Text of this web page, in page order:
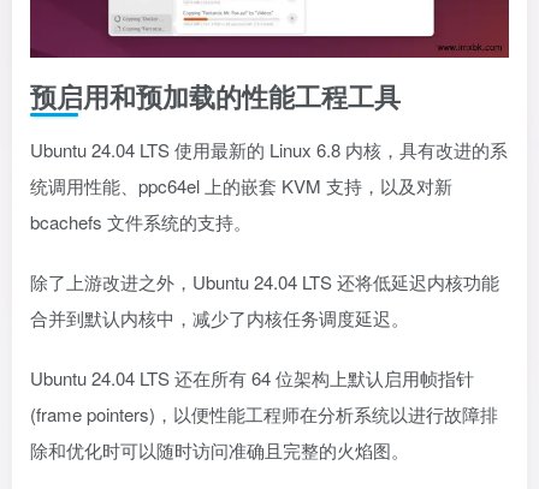
预启用和预加载的性能工程工具
Ubuntu 24.04 LTS 使用最新的 Linux 6.8 内核，具有改进的系
统调用性能、ppc64el 上的嵌套 KVM 支持，以及对新
bcachefs 文件系统的支持。
除了上游改进之外，Ubuntu 24.04 LTS 还将低延迟内核功能
合并到默认内核中，减少了内核任务调度延迟。
Ubuntu 24.04 LTS 还在所有 64 位架构上默认启用帧指针
(frame pointers)，以便性能工程师在分析系统以进行故障排
除和优化时可以随时访问准确且完整的火焰图。